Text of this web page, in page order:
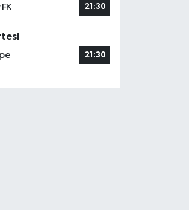
21:30
21:30